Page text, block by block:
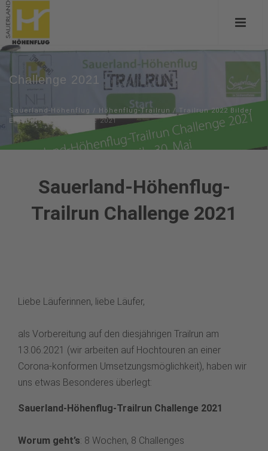
Challenge 2021
Sauerland-Höhenflug / Höhenflug-Trailrun / Trailrun 2022 Bilder
Ergebnisse
/ Challenge 2021
Sauerland-Höhenflug-
Trailrun Challenge 2021
Liebe Läuferinnen, liebe Läufer,
als Vorbereitung auf den diesjährigen Trailrun am
13.06.2021 (wir arbeiten auf Hochtouren an einer
Corona-konformen Umsetzungsmöglichkeit), haben wir
uns etwas Besonderes überlegt:
Sauerland-Höhenflug-Trailrun Challenge 2021
Worum geht’s: 8 Wochen, 8 Challenges